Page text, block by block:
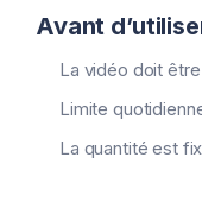
Avant
La vidéo doit
Limite
La quantité est